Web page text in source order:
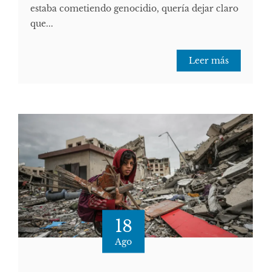
estaba cometiendo genocidio, quería dejar claro
que...
Leer más
18
Ago